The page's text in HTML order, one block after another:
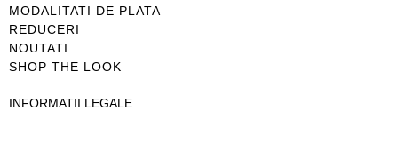
MODALITATI DE PLATA
REDUCERI
NOUTATI
SHOP THE LOOK
INFORMATII LEGALE